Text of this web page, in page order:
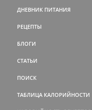
ДНЕВНИК ПИТАНИЯ
РЕЦЕПТЫ
БЛОГИ
СТАТЬИ
ПОИСК
ТАБЛИЦА КАЛОРИЙНОСТИ